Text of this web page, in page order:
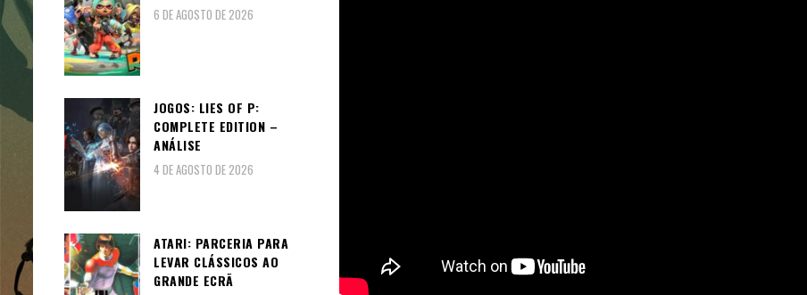
6 DE AGOSTO DE 2026
JOGOS: LIES OF P:
COMPLETE EDITION –
ANÁLISE
4 DE AGOSTO DE 2026
ATARI: PARCERIA PARA
LEVAR CLÁSSICOS AO
GRANDE ECRÃ